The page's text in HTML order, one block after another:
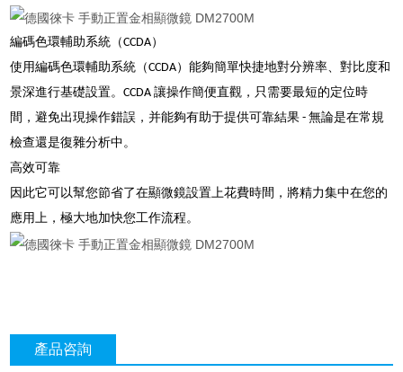
編碼色環輔助系統（CCDA）
使用編碼色環輔助系統（CCDA）能夠簡單快捷地對分辨率、對比度和
景深進行基礎設置。CCDA 讓操作簡便直觀，只需要最短的定位時
間，避免出現操作錯誤，并能夠有助于提供可靠結果 - 無論是在常規
檢查還是復雜分析中。
高效可靠
因此它可以幫您節省了在顯微鏡設置上花費時間，將精力集中在您的
應用上，極大地加快您工作流程。
產品咨詢